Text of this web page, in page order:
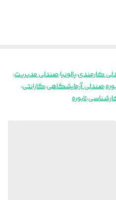
کارمندی،پالونیا،صندلی مدیریت،
،صندلی آزمایشگاهی،گارانتی،
،تابوره